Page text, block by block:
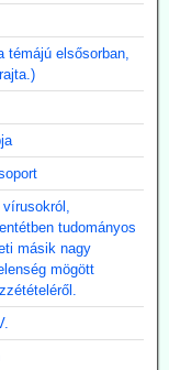
témájú elsősorban,
tudományos
másik nagy
mögött